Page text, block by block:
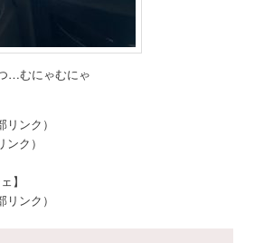
…むにゃむにゃ
リンク）
ンク）
】
リンク）